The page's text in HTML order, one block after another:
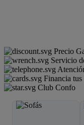
Precio
Servicio
Financia
Club Confo